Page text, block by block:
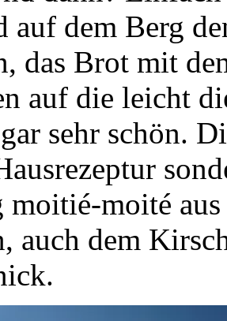
auf dem Berg
das Brot mit
auf die leicht
sehr schön.
moité
auch dem